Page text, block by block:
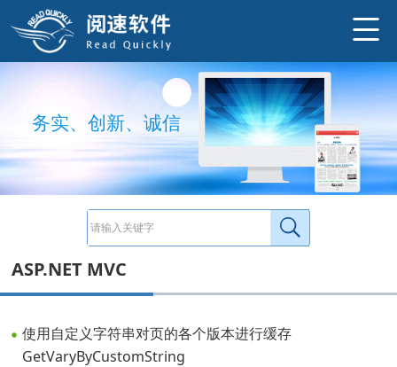
务实、 创新、 诚信
ASP.NET MVC
使用自定义字符串对页的各个版本进行缓存
GetVaryByCustomString